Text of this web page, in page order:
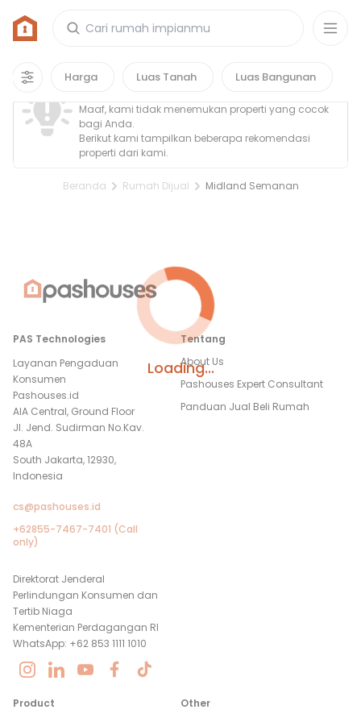
Harga Luas Tanah Luas Bangunan
Loading...
Rumah di Midland Semanan
0properti
Property Tidak Ditemukan
Maaf, kami tidak menemukan properti yang cocok
bagi Anda.
Berikut kami tampilkan beberapa rekomendasi
properti dari kami.
Beranda Rumah Dijual Midland Semanan
PAS Technologies
Layanan Pengaduan
Konsumen
Pashouses.id
AIA Central, Ground Floor
Jl. Jend. Sudirman No.Kav.
48A
South Jakarta, 12930,
Indonesia
cs@pashouses.id
+62855-7467-7401 (Call
only)
Direktorat Jenderal
Perlindungan Konsumen dan
Tertib Niaga
Kementerian Perdagangan RI
WhatsApp: +62 853 1111 1010
Tentang
About Us
Pashouses Expert Consultant
Panduan Jual Beli Rumah
Product
Other